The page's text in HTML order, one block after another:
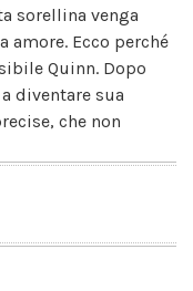
sorellina venga
Ecco perché
Quinn. Dopo
diventare sua
che non